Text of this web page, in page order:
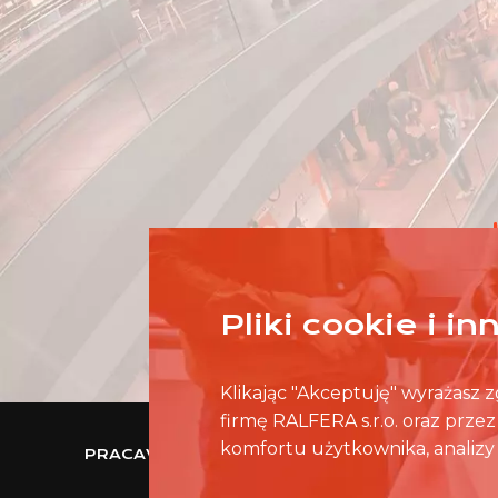
PRACAWCENTRUMHANDLOWYM.PL
Pliki cookie i
Klikając "Akceptuję" wyrażasz
firmę RALFERA s.r.o. oraz
komfortu użytkownika,